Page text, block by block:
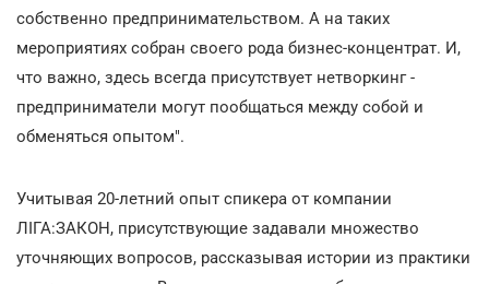
собственно предпринимательством. А на таких
мероприятиях собран своего рода бизнес-концентрат. И,
что важно, здесь всегда присутствует нетворкинг -
предприниматели могут пообщаться между собой и
обменяться опытом".
Учитывая 20-летний опыт спикера от компании
ЛІГА:ЗАКОН, присутствующие задавали множество
уточняющих вопросов, рассказывая истории из практики